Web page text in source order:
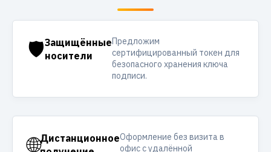
🛡️Защищённые
носители
Предложим
сертифицированный токен для
безопасного хранения ключа
подписи.
🌐ДистанционноеОформление без визита в
офис с удалённой